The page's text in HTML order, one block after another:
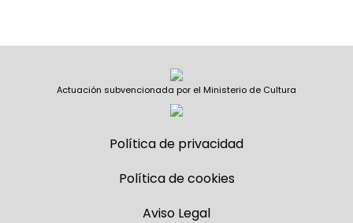
Actuación subvencionada por el Ministerio de Cultura
Política de privacidad
Política de cookies
Aviso Legal